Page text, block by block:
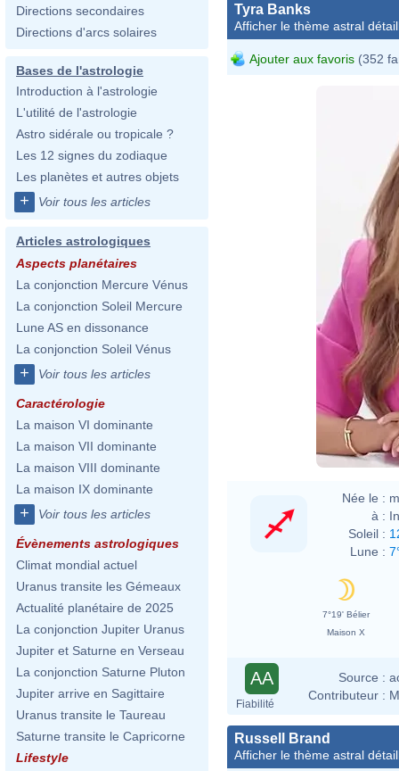
Directions secondaires
Directions d'arcs solaires
Bases de l'astrologie
Introduction à l'astrologie
L'utilité de l'astrologie
Astro sidérale ou tropicale ?
Les 12 signes du zodiaque
Les planètes et autres objets
+ Voir tous les articles
Articles astrologiques
Aspects planétaires
La conjonction Mercure Vénus
La conjonction Soleil Mercure
Lune AS en dissonance
La conjonction Soleil Vénus
+ Voir tous les articles
Caractérologie
La maison VI dominante
La maison VII dominante
La maison VIII dominante
La maison IX dominante
+ Voir tous les articles
Évènements astrologiques
Climat mondial actuel
Uranus transite les Gémeaux
Actualité planétaire de 2025
La conjonction Jupiter Uranus
Jupiter et Saturne en Verseau
La conjonction Saturne Pluton
Jupiter arrive en Sagittaire
Uranus transite le Taureau
Saturne transite le Capricorne
Lifestyle
Tyra Banks
Afficher le thème astral
Ajouter aux favoris (352
Née le :
à :
Soleil :
Lune :
7°19' Bélier
Maison X
AA
Fiabilité
Source :
Contributeur :
Russell Brand
Afficher le thème astral